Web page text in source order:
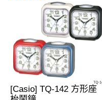
[Casio] TQ-142 方形座